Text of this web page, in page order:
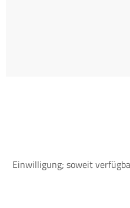
Einwilligung; soweit